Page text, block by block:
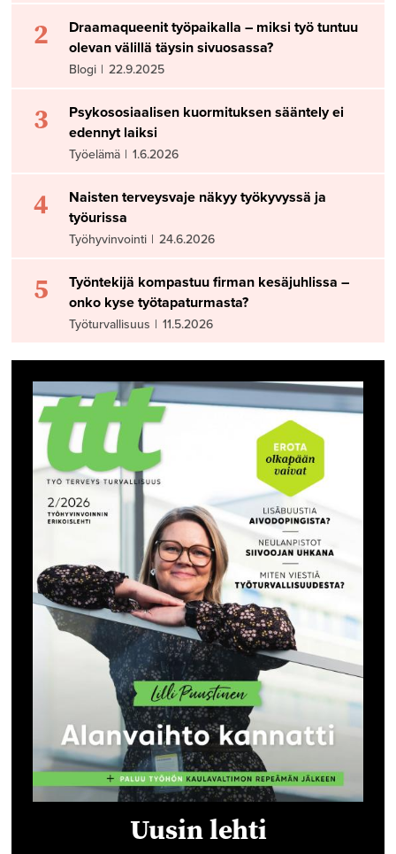
2
Draamaqueenit työpaikalla – miksi työ tuntuu
olevan välillä täysin sivuosassa?
Blogi | 22.9.2025
3
Psykososiaalisen kuormituksen sääntely ei
edennyt laiksi
Työelämä | 1.6.2026
4
Naisten terveysvaje näkyy työkyvyssä ja
työurissa
Työhyvinvointi | 24.6.2026
5
Työntekijä kompastuu firman kesäjuhlissa –
onko kyse työtapaturmasta?
Työturvallisuus | 11.5.2026
Uusin lehti